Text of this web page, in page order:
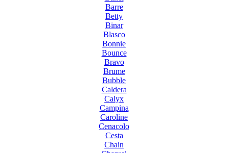
Barre
Betty
Binar
Blasco
Bonnie
Bounce
Bravo
Brume
Bubble
Caldera
Calyx
Campina
Caroline
Cenacolo
Cesta
Chain